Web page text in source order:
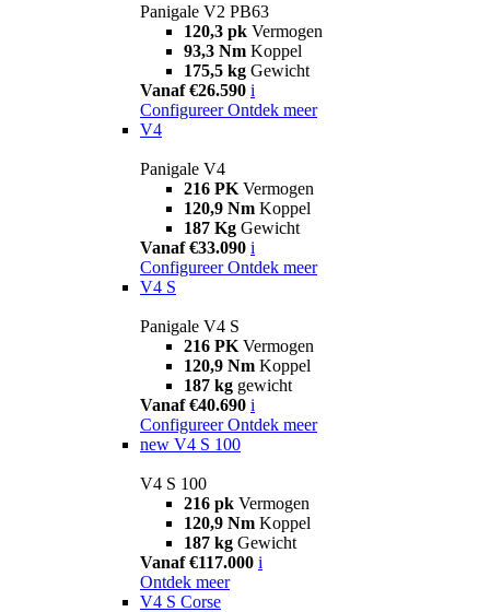
Panigale V2 PB63
120,3 pk Vermogen
93,3 Nm Koppel
175,5 kg Gewicht
Vanaf €26.590 i
Configureer Ontdek meer
V4
Panigale V4
216 PK Vermogen
120,9 Nm Koppel
187 Kg Gewicht
Vanaf €33.090 i
Configureer Ontdek meer
V4 S
Panigale V4 S
216 PK Vermogen
120,9 Nm Koppel
187 kg gewicht
Vanaf €40.690 i
Configureer Ontdek meer
new V4 S 100
V4 S 100
216 pk Vermogen
120,9 Nm Koppel
187 kg Gewicht
Vanaf €117.000 i
Ontdek meer
V4 S Corse